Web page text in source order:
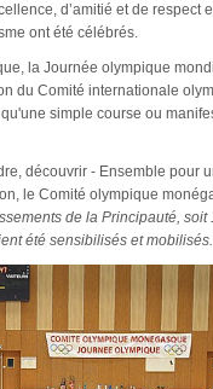
d’amitié et de respect
ont été célébrés.
la Journée olympique
du Comité internationale
simple course ou
découvrir - Ensemble pour
le Comité olympique
de la Principauté, soit
été sensibilisés et mobilisés.